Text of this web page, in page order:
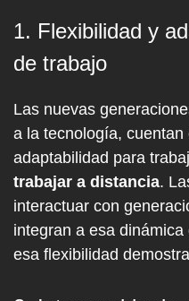
1. Flexibilidad y
de trabajo
Las nuevas
a la tecnología,
adaptabilidad para
trabajar a distancia.
interactuar con
integran a esa
esa flexibilidad